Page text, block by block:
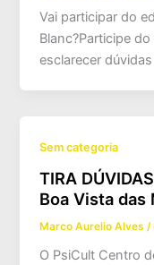
Vai participar do
Blanc?Participe
esclarecer
Sem categoria
TIRA
Boa Vista das
Marco Aurelio Alves /
O PsiCult Centro